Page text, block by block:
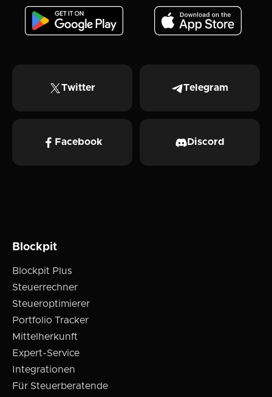
Twitter Telegram
Facebook Discord
Blockpit
Blockpit Plus
Steuerrechner
Steueroptimierer
Portfolio Tracker
Mittelherkunft
Expert-Service
Integrationen
Für Steuerberatende